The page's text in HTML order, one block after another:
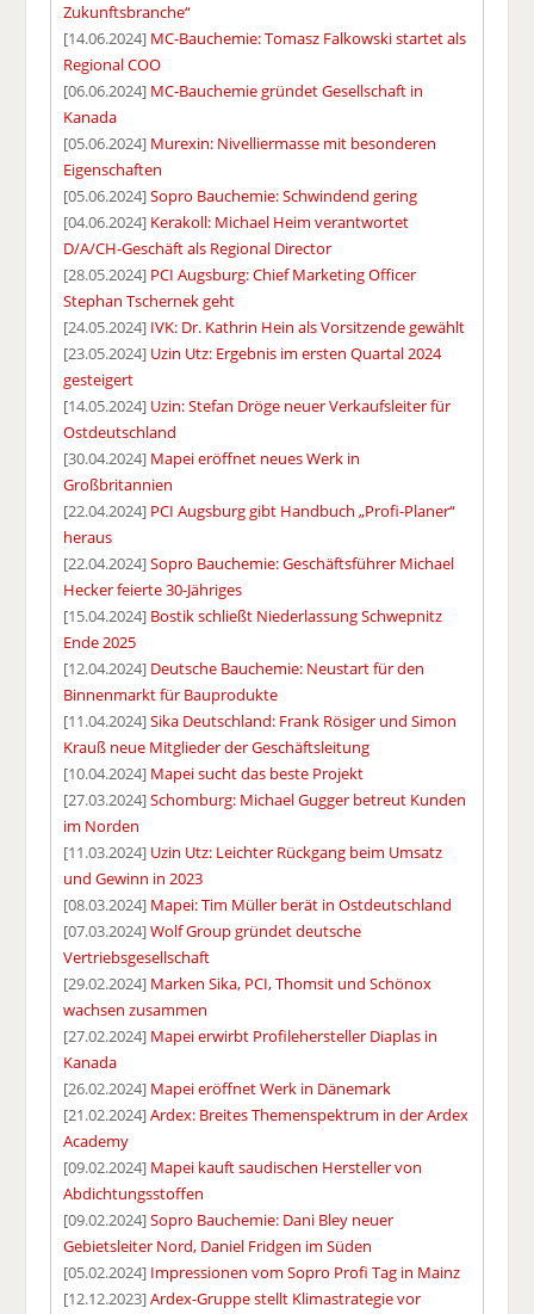
Zukunftsbranche“
[14.06.2024] MC-Bauchemie: Tomasz Falkowski startet als
Regional COO
[06.06.2024] MC-Bauchemie gründet Gesellschaft in
Kanada
[05.06.2024] Murexin: Nivelliermasse mit besonderen
Eigenschaften
[05.06.2024]Sopro Bauchemie: Schwindend gering
[04.06.2024] Kerakoll: Michael Heim verantwortet
D/A/CH-Geschäft als Regional Director
[28.05.2024] PCI Augsburg: Chief Marketing Officer
Stephan Tschernek geht
[24.05.2024] IVK: Dr. Kathrin Hein als Vorsitzende gewählt
[23.05.2024] Uzin Utz: Ergebnis im ersten Quartal 2024
gesteigert
[14.05.2024] Uzin: Stefan Dröge neuer Verkaufsleiter für
Ostdeutschland
[30.04.2024] Mapei eröffnet neues Werk in
Großbritannien
[22.04.2024] PCI Augsburg gibt Handbuch „Profi-Planer“
heraus
[22.04.2024]Sopro Bauchemie: Geschäftsführer Michael
Hecker feierte 30-Jähriges
[15.04.2024] Bostik schließt Niederlassung Schwepnitz
Ende 2025
[12.04.2024] Deutsche Bauchemie: Neustart für den
Binnenmarkt für Bauprodukte
[11.04.2024]Sika Deutschland: Frank Rösiger und Simon
Krauß neue Mitglieder der Geschäftsleitung
[10.04.2024] Mapei sucht das beste Projekt
[27.03.2024]Schomburg: Michael Gugger betreut Kunden
im Norden
[11.03.2024] Uzin Utz: Leichter Rückgang beim Umsatz
und Gewinn in 2023
[08.03.2024] Mapei: Tim Müller berät in Ostdeutschland
[07.03.2024]Wolf Group gründet deutsche
Vertriebsgesellschaft
[29.02.2024] Marken Sika, PCI, Thomsit und Schönox
wachsen zusammen
[27.02.2024] Mapei erwirbt Profilehersteller Diaplas in
Kanada
[26.02.2024] Mapei eröffnet Werk in Dänemark
[21.02.2024]Ardex: Breites Themenspektrum in der Ardex
Academy
[09.02.2024] Mapei kauft saudischen Hersteller von
Abdichtungsstoffen
[09.02.2024]Sopro Bauchemie: Dani Bley neuer
Gebietsleiter Nord, Daniel Fridgen im Süden
[05.02.2024] Impressionen vom Sopro Profi Tag in Mainz
[12.12.2023]Ardex-Gruppe stellt Klimastrategie vor